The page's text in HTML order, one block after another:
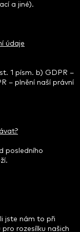
a jiné).
údaje
1 písm. b) GDPR –
– plnění naší právní
posledního
jste nám to při
rozesílku našich